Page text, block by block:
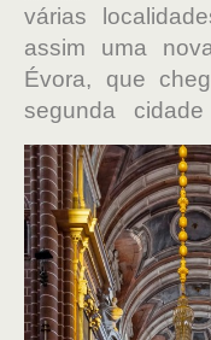
várias
assim uma
Évora, que
segunda